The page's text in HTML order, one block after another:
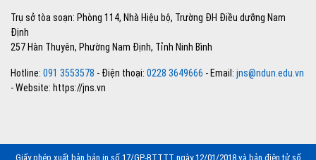
Trụ sở tòa soạn: Phòng 114, Nhà Hiệu bộ, Trường ĐH Điều dưỡng Nam
Định
257 Hàn Thuyên, Phường Nam Định, Tỉnh Ninh Bình
Hotline: 091 3553578 - Điện thoại: 0228 3649666 - Email: jns@ndun.edu.vn
- Website: https://jns.vn
Giấy phép xuất bản bản in số 17/GP-BTTTT ngày 12/01/2018 và bản điện tử số